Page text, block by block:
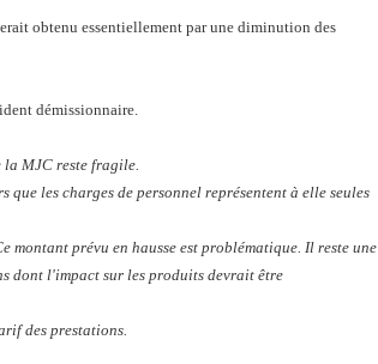
obtenu essentiellement par une diminution des
démissionnaire.
MJC reste fragile.
les charges de personnel représentent à elle seules
montant prévu en hausse est problématique. Il reste une
dont l'impact sur les produits devrait être
des prestations.